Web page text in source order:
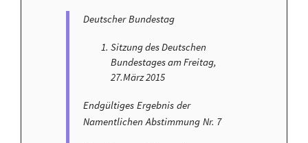
Deutscher Bundestag
Sitzung des Deutschen
Bundestages am Freitag,
27.März 2015
Endgültiges Ergebnis der
Namentlichen Abstimmung Nr. 7